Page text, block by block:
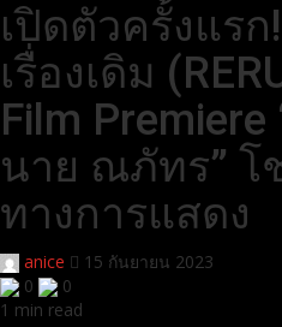
เปิดตัวครั้งแรก
เรื่องเดิม
Film
นาย ณภัทร” โ
ทางการแสดง
anice
15 กันยายน 2023
0
0
1 min read